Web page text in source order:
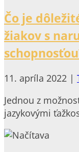
Čo je
žiakov s
11. apríla 2022 |
Jednou z
jazykovými